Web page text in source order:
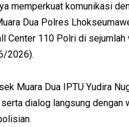
memperkuat komunikasi
Dua Polres
Center 110 Polri di
2026).
Muara Dua IPTU Yudira
dialog langsung dengan